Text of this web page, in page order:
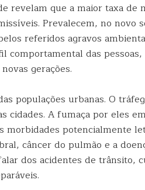
revelam que a maior taxa de
Prevalecem, no novo
referidos agravos
das pessoas,
gerações.
populações urbanas. O
cidades. A fumaça por eles
morbidades potencialmente
câncer do pulmão e a
dos acidentes de trânsito,